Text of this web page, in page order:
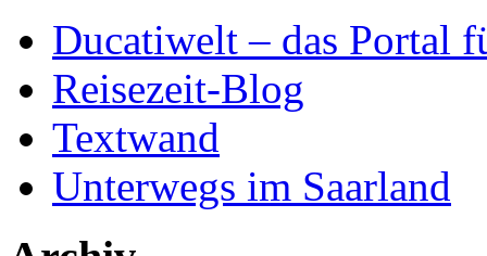
Ducatiwelt – das Portal
Reisezeit-Blog
Textwand
Unterwegs im Saarland